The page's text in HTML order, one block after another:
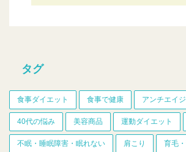
タグ
食事ダイエット 食事で健康 アンチエイ
40代の悩み 美容商品 運動ダイエット
不眠・睡眠障害・眠れない 肩こり 育毛